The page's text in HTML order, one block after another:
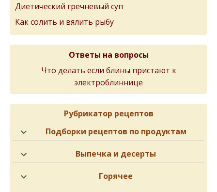
Диетический гречневый суп
Как солить и вялить рыбу
Ответы на вопросы
Что делать если блины пристают к
электроблиннице
Рубрикатор рецептов
Подборки рецептов по продуктам
Выпечка и десерты
Горячее